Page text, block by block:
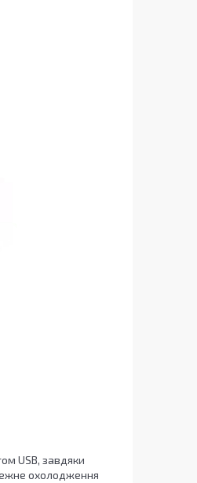
USB, завдяки
охолодження